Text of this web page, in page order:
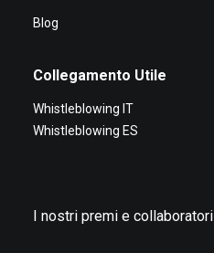
Blog
Collegamento Utile
Whistleblowing IT
Whistleblowing ES
I nostri premi e collaboratori